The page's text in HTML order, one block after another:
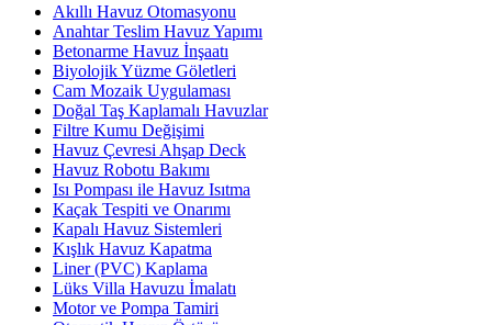
Akıllı Havuz Otomasyonu
Anahtar Teslim Havuz Yapımı
Betonarme Havuz İnşaatı
Biyolojik Yüzme Göletleri
Cam Mozaik Uygulaması
Doğal Taş Kaplamalı Havuzlar
Filtre Kumu Değişimi
Havuz Çevresi Ahşap Deck
Havuz Robotu Bakımı
Isı Pompası ile Havuz Isıtma
Kaçak Tespiti ve Onarımı
Kapalı Havuz Sistemleri
Kışlık Havuz Kapatma
Liner (PVC) Kaplama
Lüks Villa Havuzu İmalatı
Motor ve Pompa Tamiri